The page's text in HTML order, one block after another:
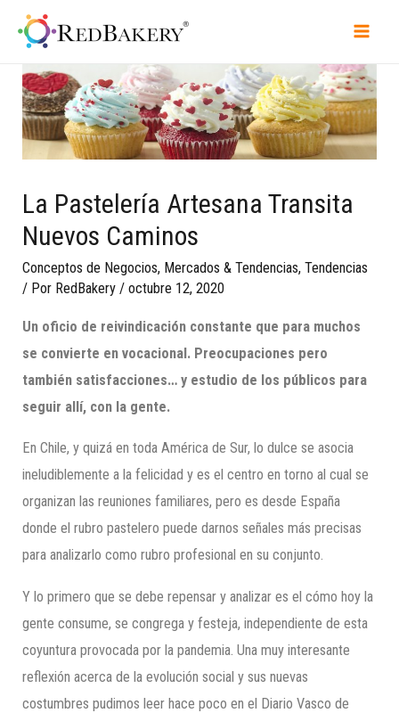
La Pastelería Artesana Transita
Nuevos Caminos
Conceptos de Negocios, Mercados & Tendencias,Tendencias
/ Por RedBakery /octubre 12, 2020
Un oficio de reivindicación constante que para muchos
se convierte en vocacional. Preocupaciones pero
también satisfacciones… y estudio de los públicos para
seguir allí, con la gente.
En Chile, y quizá en toda América de Sur, lo dulce se asocia
ineludiblemente a la felicidad y es el centro en torno al cual se
organizan las reuniones familiares, pero es desde España
donde el rubro pastelero puede darnos señales más precisas
para analizarlo como rubro profesional en su conjunto.
Y lo primero que se debe repensar y analizar es el cómo hoy la
gente consume, se congrega y festeja, independiente de esta
coyuntura provocada por la pandemia. Una muy interesante
reflexión acerca de la evolución social y sus nuevas
costumbres pudimos leer hace poco en el Diario Vasco de